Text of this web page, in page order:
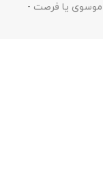
موسوی یا فرصت -